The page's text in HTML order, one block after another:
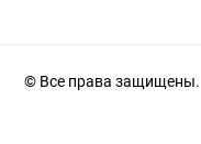
© Все права защищены.